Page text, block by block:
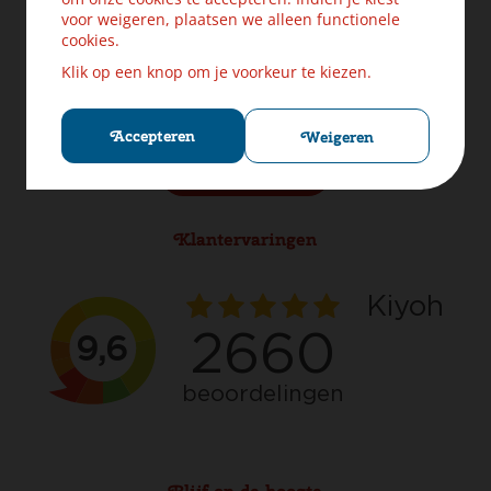
voor weigeren, plaatsen we alleen functionele
cookies.
Klik op een knop om je voorkeur te kiezen.
Accepteren Weigeren
Levering & Verzendinformatie
Ruilen & Retourneren
Klachten? Laat ons helpen!
Cookies
Klantervaringen